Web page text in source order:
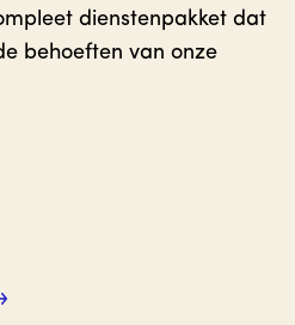
dienstenpakket dat
behoeften van onze